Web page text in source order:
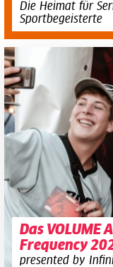
Die Heimat für
Sportbegeisterte
Das VOLUME
Frequency
presented by